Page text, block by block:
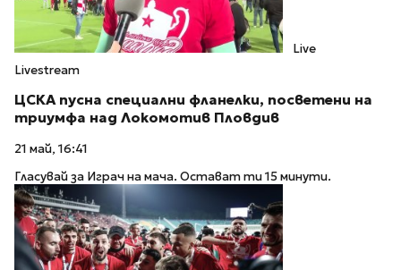
Live
Livestream
ЦСКА пусна специални фланелки, посветени на
триумфа над Локомотив Пловдив
21 май, 16:41
Гласувай за Играч на мача. Остават ти 15 минути.